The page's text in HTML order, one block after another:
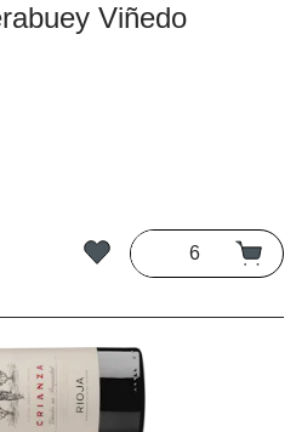
Viñedo